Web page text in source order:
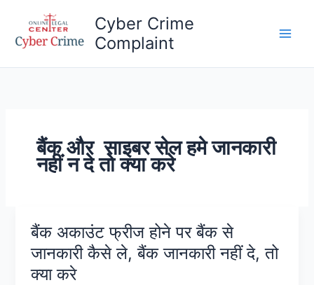
content
Cyber Crime
Complaint
बैंक और साइबर सेल हमे जानकारी
नहीं न दे तो क्या करे
बैंक अकाउंट फ्रीज होने पर बैंक से
जानकारी कैसे ले, बैंक जानकारी नहीं दे, तो
क्या करे